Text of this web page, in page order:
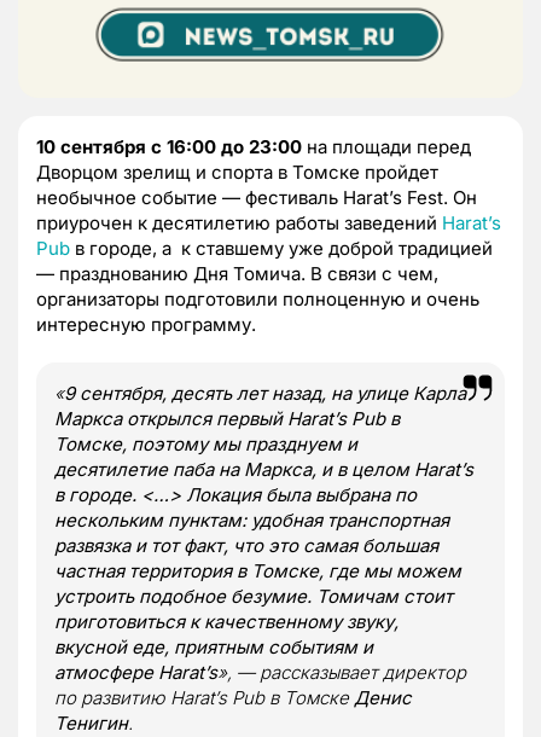
10 сентября с 16:00 до 23:00 на площади перед
Дворцом зрелищ и спорта в Томске пройдет
необычное событие — фестиваль Harat’s Fest. Он
приурочен к десятилетию работы заведений Harat’s
Pub в городе, а к ставшему уже доброй традицией
— празднованию Дня Томича. В связи с чем,
организаторы подготовили полноценную и очень
интересную программу.
«9 сентября, десять лет назад, на улице Карла
Маркса открылся первый Harat’s Pub в
Томске, поэтому мы празднуем и
десятилетие паба на Маркса, и в целом Harat’s
в городе. <…> Локация была выбрана по
нескольким пунктам: удобная транспортная
развязка и тот факт, что это самая большая
частная территория в Томске, где мы можем
устроить подобное безумие. Томичам стоит
приготовиться к качественному звуку,
вкусной еде, приятным событиям и
атмосфере Harat’s», — рассказывает директор
по развитию Harat’s Pub в ТомскеДенис
Тенигин.